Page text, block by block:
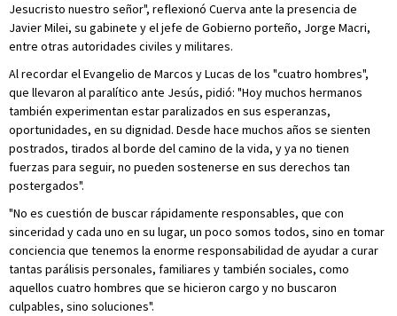
Jesucristo nuestro señor", reflexionó Cuerva ante la presencia de
Javier Milei, su gabinete y el jefe de Gobierno porteño, Jorge Macri,
entre otras autoridades civiles y militares.
Al recordar el Evangelio de Marcos y Lucas de los "cuatro hombres",
que llevaron al paralítico ante Jesús, pidió: "Hoy muchos hermanos
también experimentan estar paralizados en sus esperanzas,
oportunidades, en su dignidad. Desde hace muchos años se sienten
postrados, tirados al borde del camino de la vida, y ya no tienen
fuerzas para seguir, no pueden sostenerse en sus derechos tan
postergados".
"No es cuestión de buscar rápidamente responsables, que con
sinceridad y cada uno en su lugar, un poco somos todos, sino en tomar
conciencia que tenemos la enorme responsabilidad de ayudar a curar
tantas parálisis personales, familiares y también sociales, como
aquellos cuatro hombres que se hicieron cargo y no buscaron
culpables, sino soluciones".